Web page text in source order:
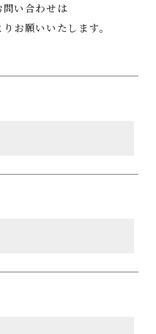
問い合わせは
お願いいたします。